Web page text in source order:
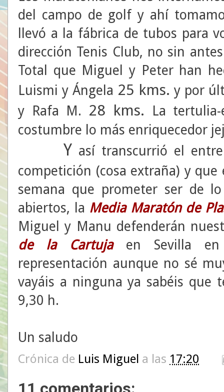
del campo de golf y ahí
llevó a la fábrica de tubos para
dirección Tenis Club, no sin
Total que Miguel y Peter han
Luismi y Ángela 25 kms. y por
y Rafa M. 28 kms. La
costumbre lo más enriquecedor
Y así transcurrió el
competición (cosa extraña) y
semana que prometer ser de
abiertos, la Media Maratón de
Miguel y Manu defenderán
de la Cartujaen Sevilla en
representación aunque no sé
vayáis a ninguna ya sabéis que
9,30 h.
Un saludo
Crónica de Luis Miguel a las 17:20